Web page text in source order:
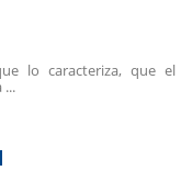
lo caracteriza, que el
...